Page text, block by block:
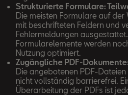
Strukturierte Formulare:
Die meisten Formulare auf der
mit beschrifteten Feldern und
Fehlermeldungen
Formularelemente werden
Nutzung optimiert.
Zugängliche PDF-
Die angebotenen PDF-
nicht vollständig barrierefrei.
Überarbeitung der PDFs ist